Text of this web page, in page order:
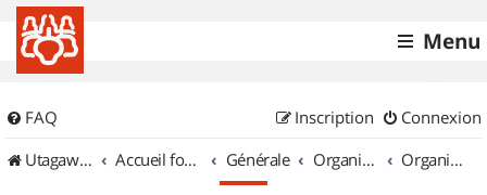
Menu
FAQ Connexion
Inscription
UtagawaVTT (Randos VTT et VTTAE avec traces GPS)
Accueil forum Générale Organisation de sorties & Recherche de partenaires Organisation de sorties en région Nord Pas de Calais